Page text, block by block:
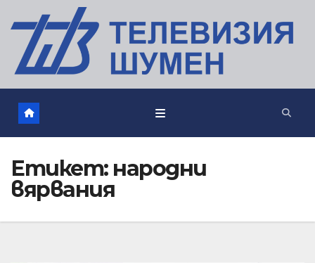
Етикет: народни
вярвания